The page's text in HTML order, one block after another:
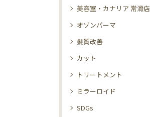
美容室・カナリア 常滑店
オゾンパーマ
髪質改善
カット
トリートメント
ミラーロイド
SDGs